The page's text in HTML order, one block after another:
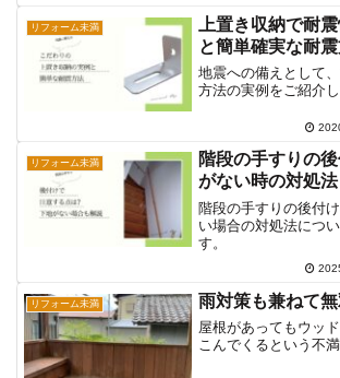
リフォーム未満
上置き収納で耐
と簡単確実な耐
地震への備えとして
方法の実例をご紹介し
リフォーム未満
階段の手すりの
がない時の対処法
階段の手すりの後付
い場合の対処法につ
す。
リフォーム未満 雨対策も兼ねて
屋根があってもウッ
こんでくるという不